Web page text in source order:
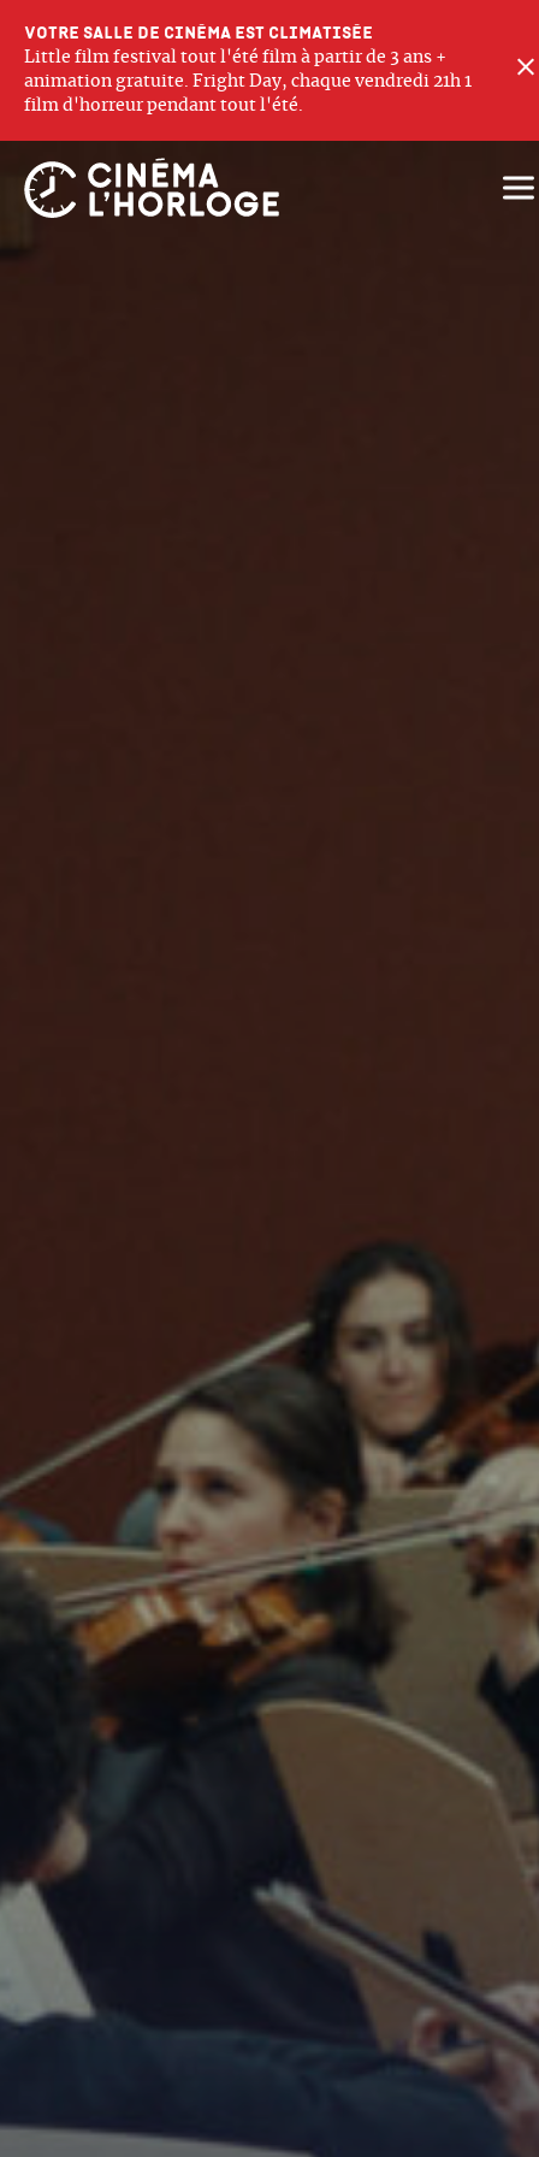
Votre salle de cinéma est climatisée
Little film festival tout l'été film à partir de 3 ans +
animation gratuite. Fright Day, chaque vendredi 21h 1
film d'horreur pendant tout l'été.